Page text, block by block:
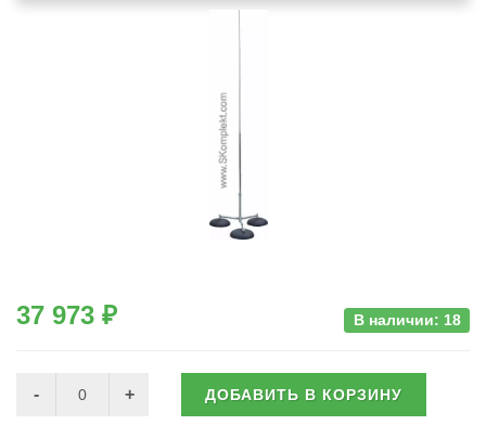
37 973 ₽ В наличии: 18
ДОБАВИТЬ В КОРЗИНУ